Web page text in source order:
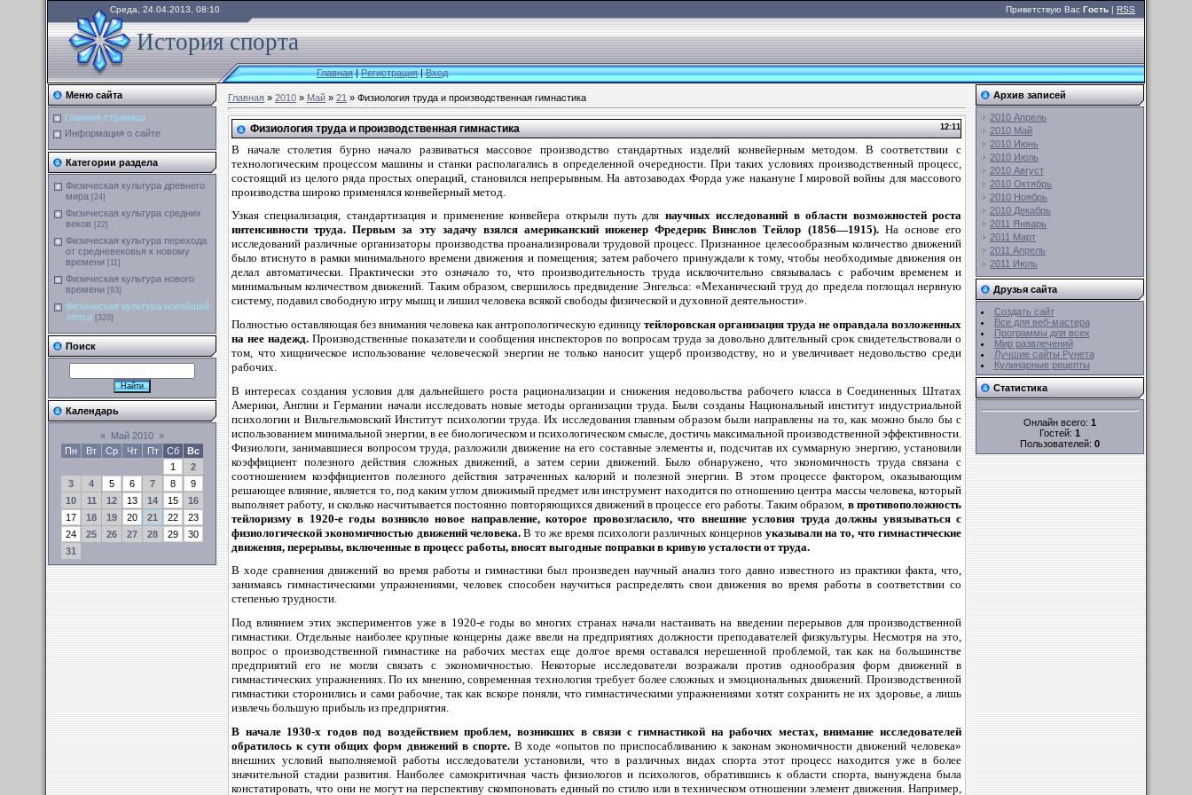
Среда, 24.04.2013, 08:10 Приветствую Вас Гость | RSS
История спорта
Главная|Регистрация|Вход
Меню сайта
Главная страница
Информация о сайте
Категории раздела
Физическая культура древнего
мира [24]
Физическая культура средних
веков [22]
Физическая культура перехода
от средневековья к новому
времени [11]
Физическая культура нового
времени [93]
Физическая культура новейшей
эпохи [320]
Поиск
Календарь
« Май 2010 »
Пн
Вт Ср Чт Пт Сб
Вс
1
2
3
4 5 6 7 8
9
10
11 12 13 14 15
16
17
18 19 20 21 22
23
24
25 26 27 28 29
30
31
Главная»2010»Май»21» Физиология труда и производственная гимнастика
12:11
Физиология труда и производственная гимнастика
В начале столетия бурно начало развиваться массовое производство стандартных изделий конвейерным методом. В соответствии с
технологическим процессом машины и станки располагались в определенной очередности. При таких условиях производственный процесс,
состоящий из целого ряда простых операций, становился непрерывным. На автозаводах Форда уже накануне I мировой войны для массового
производства широко применялся конвейерный метод.
Узкая специализация, стандартизация и применение конвейера открыли путь для научных исследований в области возможностей роста
интенсивности труда. Первым за эту задачу взялся американский инженер Фредерик Винслов Тейлор (1856—1915). На основе его
исследований различные организаторы производства проанализировали трудовой процесс. Признанное целесообразным количество движений
было втиснуто в рамки минимального времени движения и помещения; затем рабочего принуждали к тому, чтобы необходимые движения он
делал автоматически. Практически это означало то, что производительность труда исключительно связывалась с рабочим временем и
минимальным количеством движений. Таким образом, свершилось предвидение Энгельса: «Механический труд до предела поглощал нервную
систему, подавил свободную игру мышц и лишил человека всякой свободы физической и духовной деятельности».
Полностью оставляющая без внимания человека как антропологическую единицу тейлоровская организация труда не оправдала возложенных
на нее надежд.Производственные показатели и сообщения инспекторов по вопросам труда за довольно длительный срок свидетельствовали о
том, что хищническое использование человеческой энергии не только наносит ущерб производству, но и увеличивает недовольство среди
рабочих.
В интересах создания условия для дальнейшего роста рационализации и снижения недовольства рабочего класса в Соединенных Штатах
Америки, Англии и Германии начали исследовать новые методы организации труда. Были созданы Национальный институт индустриальной
психологии и Вильгельмовский Институт психологии труда. Их исследования главным образом были направлены на то, как можно было бы с
использованием минимальной энергии, в ее биологическом и психологическом смысле, достичь максимальной производственной эффективности.
Физиологи, занимавшиеся вопросом труда, разложили движение на его составные элементы и, подсчитав их суммарную энергию, установили
коэффициент полезного действия сложных движений, а затем серии движений. Было обнаружено, что экономичность труда связана с
соотношением коэффициентов полезного действия затраченных калорий и полезной энергии. В этом процессе фактором, оказывающим
решающее влияние, является то, под каким углом движимый предмет или инструмент находится по отношению центра массы человека, который
выполняет работу, и сколько насчитывается постоянно повторяющихся движений в процессе его работы. Таким образом, в противоположность
тейлоризму в 1920-е годы возникло новое направление, которое провозгласило, что внешние условия труда должны увязываться с
физиологической экономичностью движений человека. В то же время психологи различных концернов указывали на то, что гимнастические
движения, перерывы, включенные в процесс работы, вносят выгодные поправки в кривую усталости от труда.
В ходе сравнения движений во время работы и гимнастики был произведен научный анализ того давно известного из практики факта, что,
занимаясь гимнастическими упражнениями, человек способен научиться распределять свои движения во время работы в соответствии со
степенью трудности.
Под влиянием этих экспериментов уже в 1920-е годы во многих странах начали настаивать на введении перерывов для производственной
гимнастики. Отдельные наиболее крупные концерны даже ввели на предприятиях должности преподавателей физкультуры. Несмотря на это,
вопрос о производственной гимнастике на рабочих местах еще долгое время оставался нерешенной проблемой, так как на большинстве
предприятий его не могли связать с экономичностью. Некоторые исследователи возражали против однообразия форм движений в
гимнастических упражнениях. По их мнению, современная технология требует более сложных и эмоциональных движений. Производственной
гимнастики сторонились и сами рабочие, так как вскоре поняли, что гимнастическими упражнениями хотят сохранить не их здоровье, а лишь
извлечь большую прибыль из предприятия.
В начале 1930-х годов под воздействием проблем, возникших в связи с гимнастикой на рабочих местах, внимание исследователей
обратилось к сути общих форм движений в спорте.В ходе «опытов по приспосабливанию к законам экономичности движений человека»
внешних условий выполняемой работы исследователи установили, что в различных видах спорта этот процесс находится уже в более
значительной стадии развития. Наиболее самокритичная часть физиологов и психологов, обратившись к области спорта, вынуждена была
констатировать, что они не могут на перспективу скомпоновать единый по стилю или в техническом отношении элемент движения. Например,
Архив записей
2010 Апрель
2010 Май
2010 Июнь
2010 Июль
2010 Август
2010 Октябрь
2010 Ноябрь
2010 Декабрь
2011 Январь
2011 Март
2011 Апрель
2011 Июль
Друзья сайта
Создать сайт
Все для веб-мастера
Программы для всех
Мир развлечений
Лучшие сайты Рунета
Кулинарные рецепты
Статистика
Онлайн всего: 1
Гостей: 1
Пользователей: 0